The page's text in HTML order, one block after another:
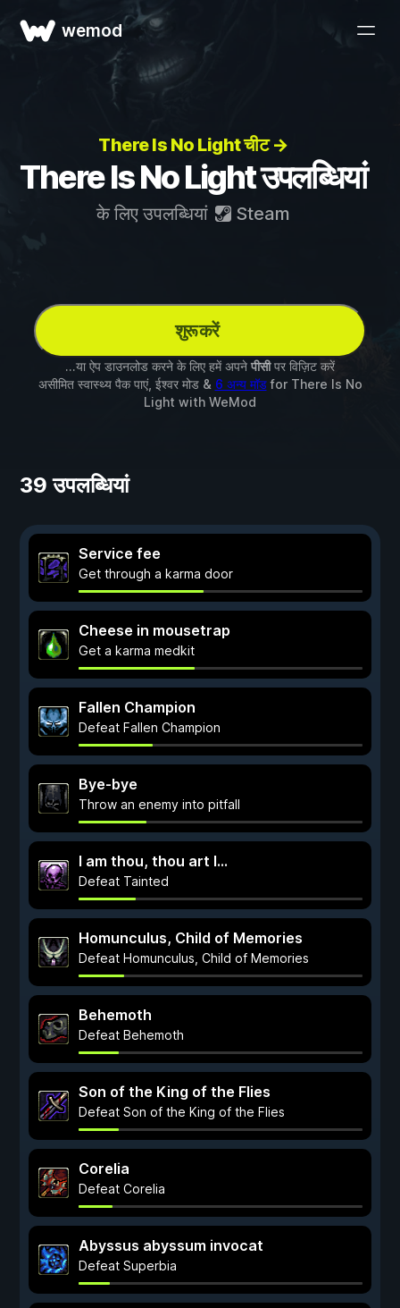
wemod
There Is No Light चीट →
There Is No Light उपलब्धियां
के लिए उपलब्धियां Steam
शुरू करें
...या ऐप डाउनलोड करने के लिए हमें अपने पीसीपर विज़िट करें
असीमित स्वास्थ्य पैक पाएं, ईश्वर मोड & 6 अन्य मॉडfor There Is No
Light with WeMod
39 उपलब्धियां
Service fee
Get through a karma door
Cheese in mousetrap
Get a karma medkit
Fallen Champion
Defeat Fallen Champion
Bye-bye
Throw an enemy into pitfall
I am thou, thou art I...
Defeat Tainted
Homunculus, Child of Memories
Defeat Homunculus, Child of Memories
Behemoth
Defeat Behemoth
Son of the King of the Flies
Defeat Son of the King of the Flies
Corelia
Defeat Corelia
Abyssus abyssum invocat
Defeat Superbia